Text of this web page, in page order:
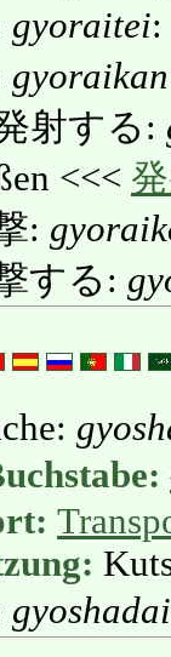
gyoraitei
gyoraikan
射する:
<<<
:
する:
gyoshadai